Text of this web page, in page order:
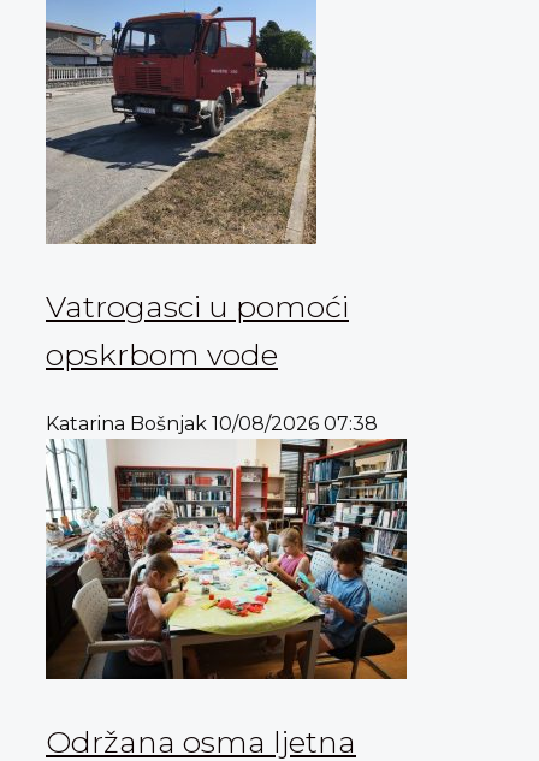
Vatrogasci u pomoći
opskrbom vode
Katarina Bošnjak 10/08/2026 07:38
Održana osma ljetna